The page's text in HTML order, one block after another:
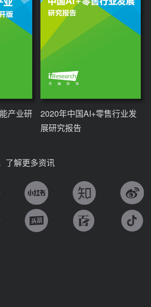
产业研
2020年中国AI+零售行业发
展研究报告
了解更多资讯